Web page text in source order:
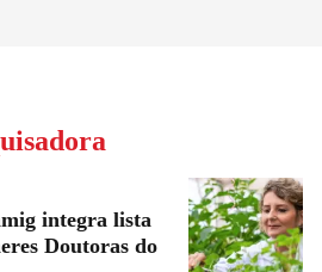
integra lista
Doutoras do